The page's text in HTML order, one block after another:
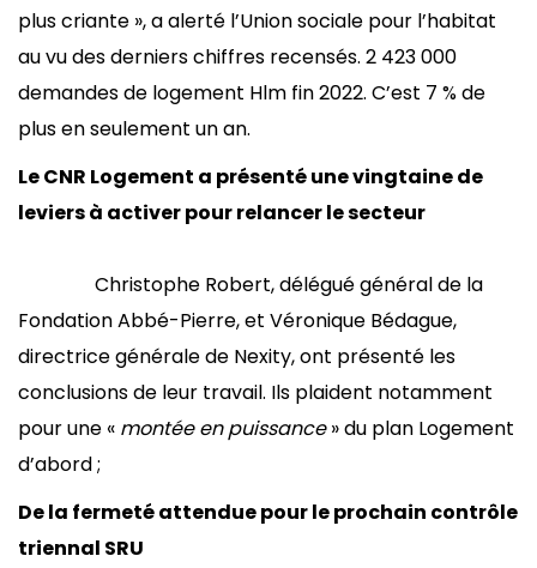
plus criante », a alerté l’Union sociale pour l’habitat
au vu des derniers chiffres recensés. 2 423 000
demandes de logement Hlm fin 2022. C’est 7 % de
plus en seulement un an.
Le CNR Logement a présenté une vingtaine de
leviers à activer pour relancer le secteur
Christophe Robert, délégué général de la
Fondation Abbé-Pierre, et Véronique Bédague,
directrice générale de Nexity, ont présenté les
conclusions de leur travail. Ils plaident notamment
pour une « montée en puissance» du plan Logement
d’abord ;
De la fermeté attendue pour le prochain contrôle
triennal SRU